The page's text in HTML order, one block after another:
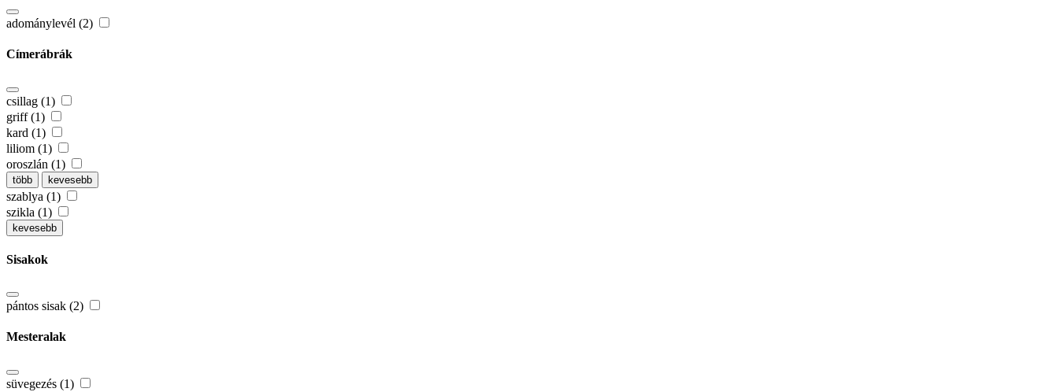
adománylevél (2)
Címerábrák
csillag (1)
griff (1)
kard (1)
liliom (1)
oroszlán (1)
több kevesebb
szablya (1)
szikla (1)
kevesebb
Sisakok
pántos sisak (2)
Mesteralak
süvegezés (1)